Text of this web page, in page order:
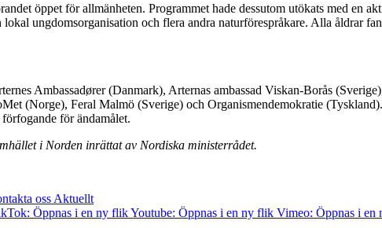
öppet för allmänheten. Programmet hade dessutom utökats med en
ungdomsorganisation och flera andra naturförespråkare. Alla åldrar
Ambassadører (Danmark), Arternas ambassad Viskan-Borås
(Norge), Feral Malmö (Sverige) och Organismendemokratie
för ändamålet.
i Norden inrättat av Nordiska ministerrådet.
oss Aktuellt
Öppnas i en ny flikYoutube: Öppnas i en ny flik Vimeo: Öppnas i en